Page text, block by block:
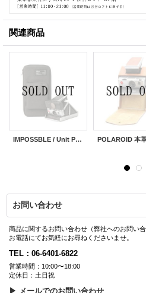
関連商品
IMPOSSBLE / Unit Portables Carry Case
お問い合わせ
商品に関するお問い合わせ（弊社へのお問い
お電話にてお気軽にお尋ねくださいませ。
TEL：06-6401-6822
営業時間：10:00〜18:00
定休日：土日祝
▶ メールでのお問い合わせ